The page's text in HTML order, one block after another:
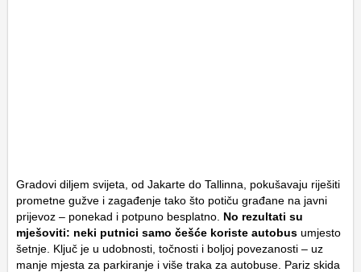
Gradovi diljem svijeta, od Jakarte do Tallinna, pokušavaju riješiti
prometne gužve i zagađenje tako što potiču građane na javni
prijevoz – ponekad i potpuno besplatno. No rezultati su
mješoviti: neki putnici samo češće koriste autobus umjesto
šetnje. Ključ je u udobnosti, točnosti i boljoj povezanosti – uz
manje mjesta za parkiranje i više traka za autobuse. Pariz skida